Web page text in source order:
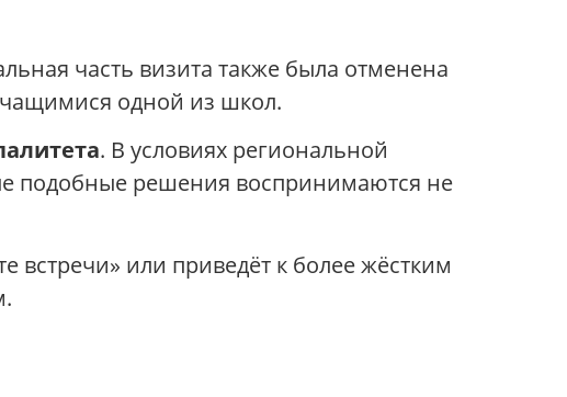
часть визита также была отменена
одной из школ.
. В условиях региональной
подобные решения воспринимаются не
или приведёт к более жёстким